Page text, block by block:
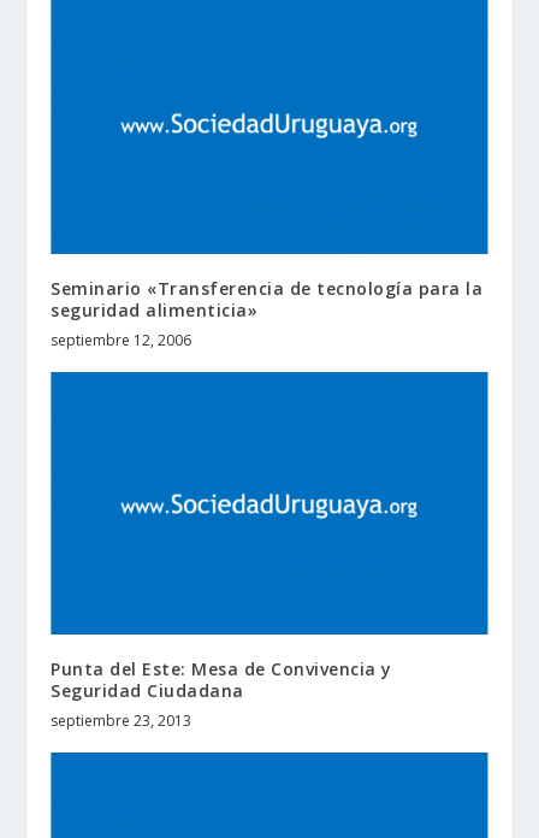
Seminario «Transferencia de tecnología para la
seguridad alimenticia»
septiembre 12, 2006
Punta del Este: Mesa de Convivencia y
Seguridad Ciudadana
septiembre 23, 2013